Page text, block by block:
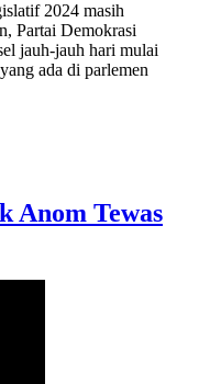
2024 masih
Partai Demokrasi
jauh-jauh hari mulai
ada di parlemen
Anom Tewas